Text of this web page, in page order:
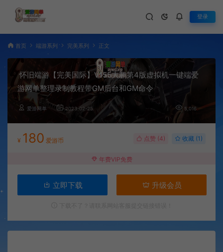
登录
首页 端游系列 完美系列 正文
怀旧端游【完美国际】V155大鹏第4版虚拟机一键端爱
游网单整理录制教程带GM后台和GM命令
爱游网单 2023-02-25 5,016
¥ 180 爱游币 点赞 (4) 收藏 (1)
年费VIP免费
立即下载 升级会员